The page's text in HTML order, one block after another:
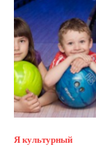
Я культурный